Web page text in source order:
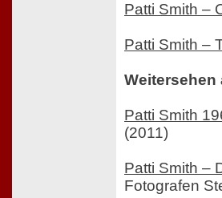
Patti Smith –
Patti Smith –
Weitersehen
Patti Smith
(2011)
Patti Smith –
Fotografen